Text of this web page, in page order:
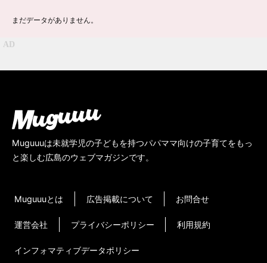
まだデータがありません。
Muguuuは未就学児の子どもを持つパパママ向けの子育てをもっ
と楽しむ広島のウェブマガジンです。
Muguuuとは 広告掲載について お問合せ
運営会社 プライバシーポリシー 利用規約
インフォマティブデータポリシー